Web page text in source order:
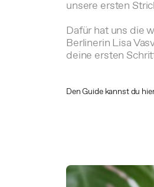
unsere ersten
Dafür hat uns die
Berlinerin Lisa
deine ersten
DenGuide kannst du